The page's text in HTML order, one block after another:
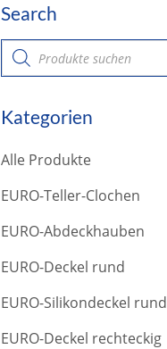
Search
P
o
c
s
a
r
h
Kategorien
Alle Produkte
EURO-Teller-Clochen
EURO-Abdeckhauben
EURO-Deckel rund
EURO-Silikondeckel rund
EURO-Deckel rechteckig